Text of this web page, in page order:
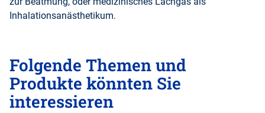
Inhalationsanästhetikum.
Folgende Themen und
Produkte könnten Sie
interessieren